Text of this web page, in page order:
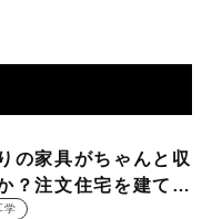
の家具がちゃんと収
？注文住宅を建てる
ておきたい設計ポイ
学